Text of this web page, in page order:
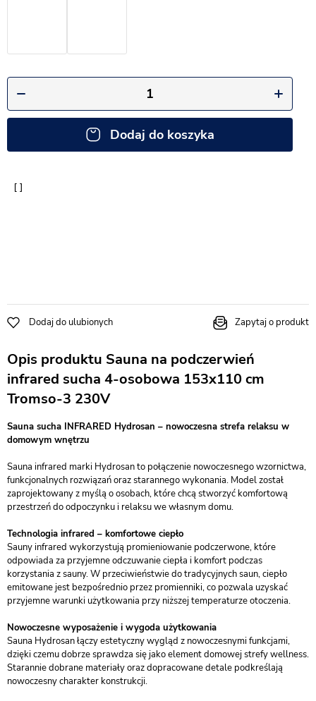
Dodaj do koszyka
Dodaj do ulubionych Zapytaj o produkt
Opis produktu Sauna na podczerwień
infrared sucha 4-osobowa 153x110 cm
Tromso-3 230V
Sauna sucha INFRARED Hydrosan – nowoczesna strefa relaksu w
domowym wnętrzu
Sauna infrared marki Hydrosan to połączenie nowoczesnego wzornictwa,
funkcjonalnych rozwiązań oraz starannego wykonania. Model został
zaprojektowany z myślą o osobach, które chcą stworzyć komfortową
przestrzeń do odpoczynku i relaksu we własnym domu.
Technologia infrared – komfortowe ciepło
Sauny infrared wykorzystują promieniowanie podczerwone, które
odpowiada za przyjemne odczuwanie ciepła i komfort podczas
korzystania z sauny. W przeciwieństwie do tradycyjnych saun, ciepło
emitowane jest bezpośrednio przez promienniki, co pozwala uzyskać
przyjemne warunki użytkowania przy niższej temperaturze otoczenia.
Nowoczesne wyposażenie i wygoda użytkowania
Sauna Hydrosan łączy estetyczny wygląd z nowoczesnymi funkcjami,
dzięki czemu dobrze sprawdza się jako element domowej strefy wellness.
Starannie dobrane materiały oraz dopracowane detale podkreślają
nowoczesny charakter konstrukcji.